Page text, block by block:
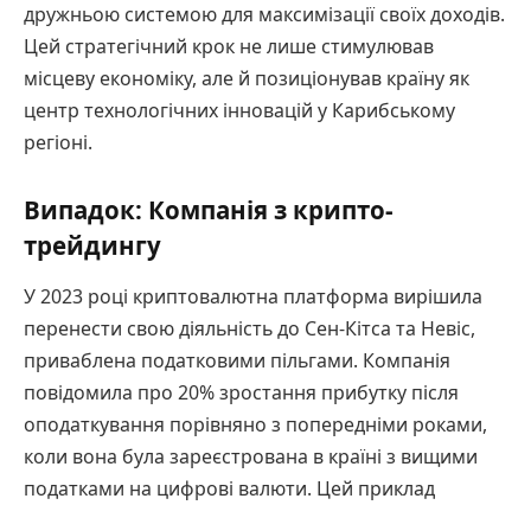
дружньою системою для максимізації своїх доходів.
Цей стратегічний крок не лише стимулював
місцеву економіку, але й позиціонував країну як
центр технологічних інновацій у Карибському
регіоні.
Випадок: Компанія з крипто-
трейдингу
У 2023 році криптовалютна платформа вирішила
перенести свою діяльність до Сен-Кітса та Невіс,
приваблена податковими пільгами. Компанія
повідомила про 20% зростання прибутку після
оподаткування порівняно з попередніми роками,
коли вона була зареєстрована в країні з вищими
податками на цифрові валюти. Цей приклад